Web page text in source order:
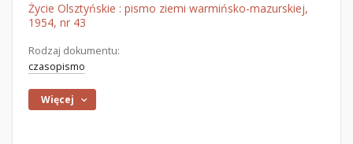
Życie Olsztyńskie : pismo ziemi warmińsko-mazurskiej,
1954, nr 43
Rodzaj dokumentu:
czasopismo
Więcej